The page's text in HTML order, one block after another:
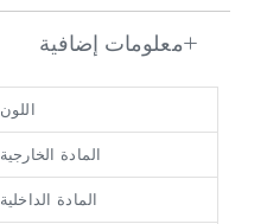
معلومات إضافية
اللون
المادة الخارجية
المادة الداخلية